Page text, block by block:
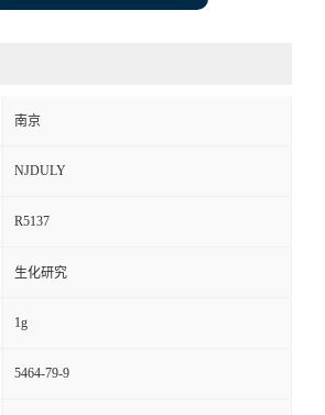
南京
NJDULY
R5137
生化研究
1g
5464-79-9